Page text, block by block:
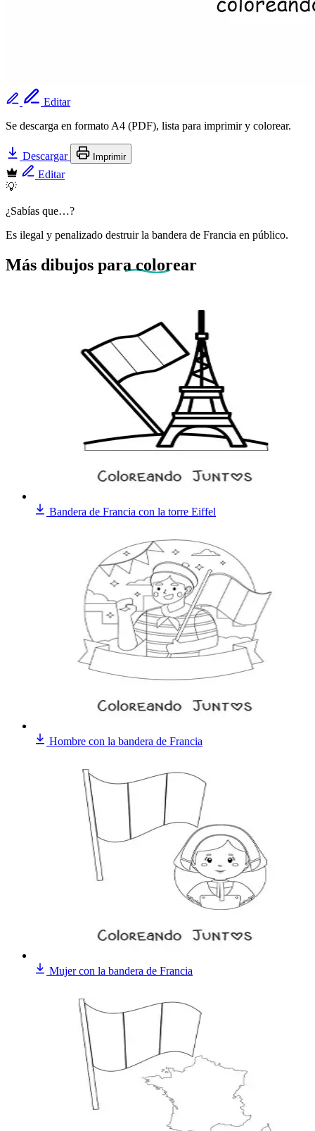
Editar
Se descarga en formato A4 (PDF), lista para imprimir y colorear.
Descargar Imprimir
Editar
💡
¿Sabías que…?
Es ilegal y penalizado destruir la bandera de Francia en público.
Más dibujos para colorear
Bandera de Francia con la torre Eiffel
Hombre con la bandera de Francia
Mujer con la bandera de Francia